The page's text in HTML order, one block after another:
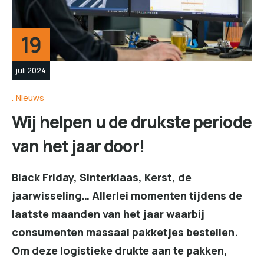
19
juli 2024
Nieuws
Wij helpen u de drukste periode
van het jaar door!
Black Friday, Sinterklaas, Kerst, de
jaarwisseling… Allerlei momenten tijdens de
laatste maanden van het jaar waarbij
consumenten massaal pakketjes bestellen.
Om deze logistieke drukte aan te pakken,